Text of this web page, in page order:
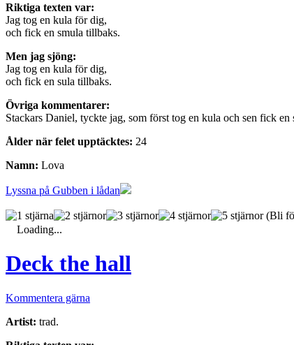
Riktiga texten var:
Jag tog en kula för dig,
och fick en smula tillbaks.
Men jag sjöng:
Jag tog en kula för dig,
och fick en sula tillbaks.
Övriga kommentarer:
Stackars Daniel, tyckte jag, som först tog en kula och sen fick
Ålder när felet upptäcktes: 24
Namn: Lova
Lyssna på Gubben i lådan
(Bli
Loading...
Deck the hall
Kommentera gärna
Artist: trad.